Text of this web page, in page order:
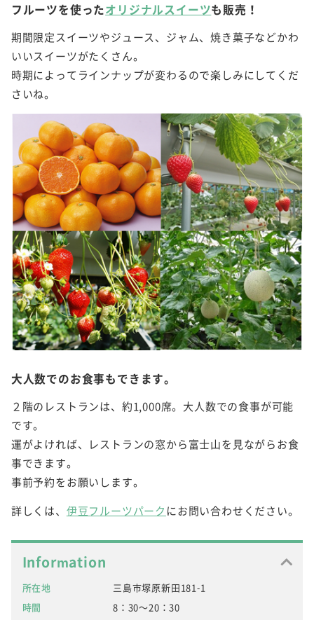
フルーツを使ったオリジナルスイーツも販売！
期間限定スイーツやジュース、ジャム、焼き菓子などかわ
いいスイーツがたくさん。
時期によってラインナップが変わるので楽しみにしてくだ
さいね。
大人数でのお食事もできます。
２階のレストランは、約1,000席。大人数での食事が可能
です。
運がよければ、レストランの窓から富士山を見ながらお食
事できます。
事前予約をお願いします。
詳しくは、 伊豆フルーツパーク にお問い合わせください。
Information
所在地
三島市塚原新田181-1
時間
8：30～20：30